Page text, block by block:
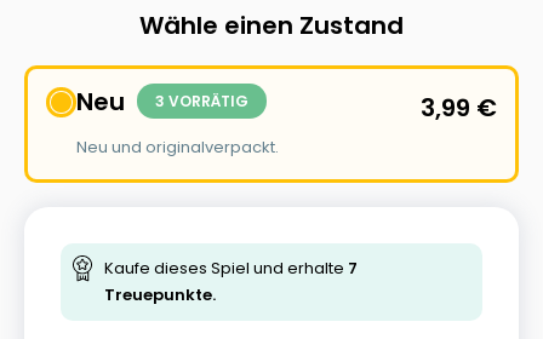
Wähle einen Zustand
Neu 3 VORRÄTIG
Neu und originalverpackt.
3,99 €
Kaufe dieses Spiel und erhalte 7
Treuepunkte.